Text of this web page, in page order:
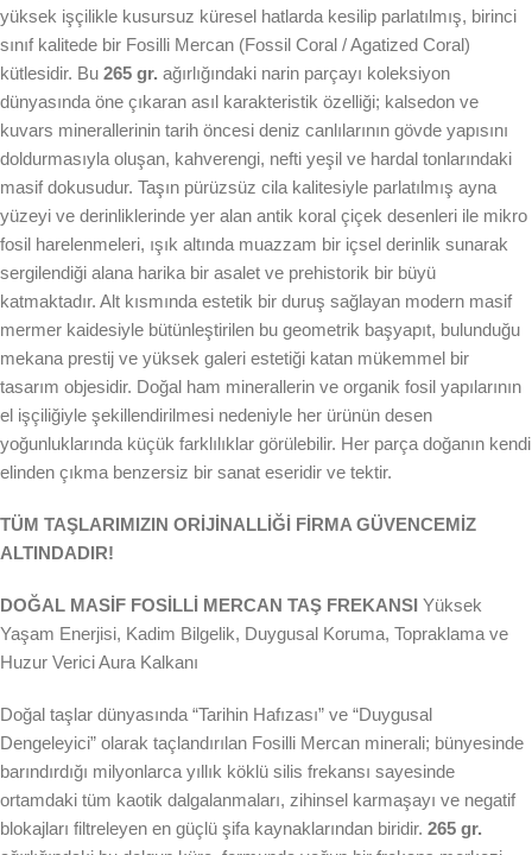
yüksek işçilikle kusursuz küresel hatlarda kesilip parlatılmış, birinci
sınıf kalitede bir Fosilli Mercan (Fossil Coral / Agatized Coral)
kütlesidir. Bu 265 gr. ağırlığındaki narin parçayı koleksiyon
dünyasında öne çıkaran asıl karakteristik özelliği; kalsedon ve
kuvars minerallerinin tarih öncesi deniz canlılarının gövde yapısını
doldurmasıyla oluşan, kahverengi, nefti yeşil ve hardal tonlarındaki
masif dokusudur. Taşın pürüzsüz cila kalitesiyle parlatılmış ayna
yüzeyi ve derinliklerinde yer alan antik koral çiçek desenleri ile mikro
fosil harelenmeleri, ışık altında muazzam bir içsel derinlik sunarak
sergilendiği alana harika bir asalet ve prehistorik bir büyü
katmaktadır. Alt kısmında estetik bir duruş sağlayan modern masif
mermer kaidesiyle bütünleştirilen bu geometrik başyapıt, bulunduğu
mekana prestij ve yüksek galeri estetiği katan mükemmel bir
tasarım objesidir. Doğal ham minerallerin ve organik fosil yapılarının
el işçiliğiyle şekillendirilmesi nedeniyle her ürünün desen
yoğunluklarında küçük farklılıklar görülebilir. Her parça doğanın kendi
elinden çıkma benzersiz bir sanat eseridir ve tektir.
TÜM TAŞLARIMIZIN ORİJİNALLİĞİ FİRMA GÜVENCEMİZ
ALTINDADIR!
DOĞAL MASİF FOSİLLİ MERCAN TAŞ FREKANSI Yüksek
Yaşam Enerjisi, Kadim Bilgelik, Duygusal Koruma, Topraklama ve
Huzur Verici Aura Kalkanı
Doğal taşlar dünyasında “Tarihin Hafızası” ve “Duygusal
Dengeleyici” olarak taçlandırılan Fosilli Mercan minerali; bünyesinde
barındırdığı milyonlarca yıllık köklü silis frekansı sayesinde
ortamdaki tüm kaotik dalgalanmaları, zihinsel karmaşayı ve negatif
blokajları filtreleyen en güçlü şifa kaynaklarından biridir. 265 gr.